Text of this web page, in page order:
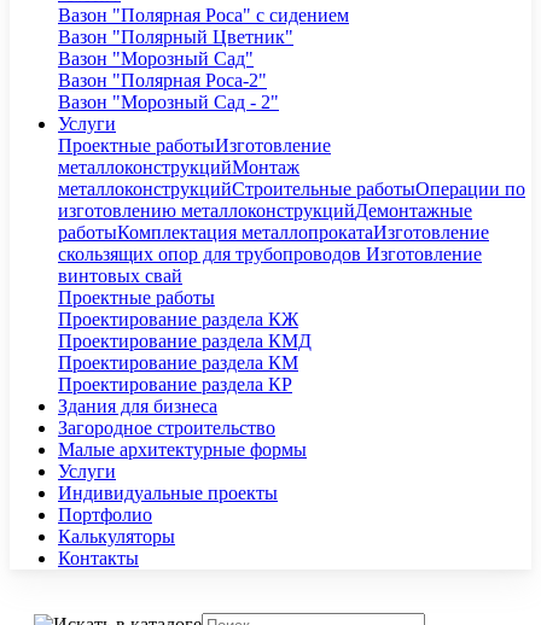
Вазон "Полярная Роса" с сидением
Вазон "Полярный Цветник"
Вазон "Морозный Сад"
Вазон "Полярная Роса-2"
Вазон "Морозный Сад - 2"
Услуги
Проектные работыИзготовление
металлоконструкцийМонтаж
металлоконструкцийСтроительные работыОперации по
изготовлению металлоконструкцийДемонтажные
работыКомплектация металлопрокатаИзготовление
скользящих опор для трубопроводов Изготовление
винтовых свай
Проектные работы
Проектирование раздела КЖ
Проектирование раздела КМД
Проектирование раздела КМ
Проектирование раздела КР
Здания для бизнеса
Загородное строительство
Малые архитектурные формы
Услуги
Индивидуальные проекты
Портфолио
Калькуляторы
Контакты